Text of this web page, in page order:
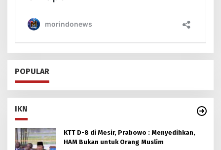
POPULAR
IKN
KTT D-8 di Mesir, Prabowo : Menyedihkan,
HAM Bukan untuk Orang Muslim